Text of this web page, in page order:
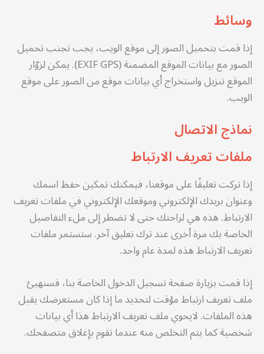
وسائط
إذا قمت بتحميل الصور إلى موقع الويب، يجب تجنب تحميل
الصور مع بيانات الموقع المضمنة (EXIF GPS). يمكن لزوّار
الموقع تنزيل واستخراج أي بيانات موقع من الصور على موقع
الويب.
نماذج الاتصال
ملفات تعريف الارتباط
إذا تركت تعليقًا على موقعنا، فيمكنك تمكين حفظ اسمك
وعنوان بريدك الإلكتروني وموقعك الإلكتروني في ملفات تعريف
الارتباط. هذه هي لراحتك حتى لا تضطر إلى ملء التفاصيل
الخاصة بك مرة أخرى عند ترك تعليق آخر. ستستمر ملفات
تعريف الارتباط هذه لمدة عام واحد.
إذا قمت بزيارة صفحة تسجيل الدخول الخاصة بنا، فسنهيئ
ملف تعريف ارتباط مؤقت لتحديد ما إذا كان مستعرضك يقبل
هذه الملفات. لايحوي ملف تعريف الارتباط هذا أي بيانات
شخصية كما يتم التخلص منه عندما تقوم بإغلاق متصفحك.